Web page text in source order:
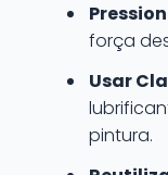
força
Usar
pintura.